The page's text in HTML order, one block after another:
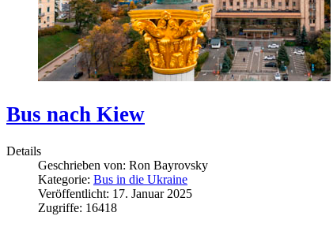
Bus nach Kiew
Details
Geschrieben von: Ron Bayrovsky
Kategorie: Bus in die Ukraine
Veröffentlicht: 17. Januar 2025
Zugriffe: 16418